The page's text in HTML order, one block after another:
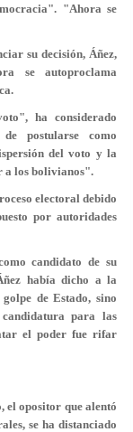
"Ahora se
su decisión, Áñez,
se autoproclama
", ha considerado
postularse como
del voto y la
a los bolivianos".
electoral debido
por autoridades
candidato de su
había dicho a la
de Estado, sino
para las
el poder fue rifar
el opositor que alentó
se ha distanciado